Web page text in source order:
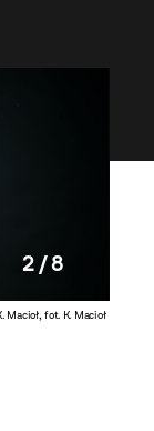
fot. K. Macioł
2 / 8